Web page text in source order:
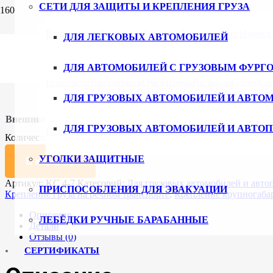
ВладивостокВолгоградВоронежЕкатеринбург
ПетербургУльяновскУфаХабаровскЧебоксары
СЕТИ ДЛЯ ЗАЩИТЫ И КРЕПЛЕНИЯ ГРУЗА
ДЛЯ ЛЕГКОВЫХ АВТОМОБИЛЕЙ
ДЛЯ АВТОМОБИЛЕЙ С ГРУЗОВЫМ
ДЛЯ ГРУЗОВЫХ АВТОМОБИЛЕЙ И
ДЛЯ ГРУЗОВЫХ АВТОМОБИЛЕЙ И
УГОЛКИ ЗАЩИТНЫЕ
ПРИСПОСОБЛЕНИЯ ДЛЯ ЭВАКУАЦИИ
ЛЕБЁДКИ РУЧНЫЕ БАРАБАННЫЕ
СЕРТИФИКАТЫ
Каталог/ Сети для защиты груза и крепления груза
Внешние размеры (мм)
Очистить
Количество товара КС 4-7
В корзину
Артикул: KC 4-7 Категорий: Для грузовых автомобилей и
Крепление груза на речном транспорте,Крепление
Описание
Детали
Отзывы (0)